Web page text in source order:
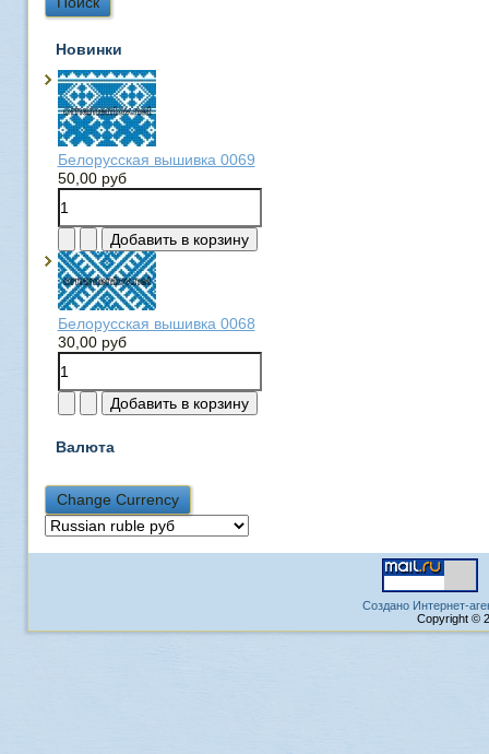
Новинки
Белорусская вышивка 0069
50,00 руб
Белорусская вышивка 0068
30,00 руб
Валюта
Создано Интернет-
Copyright ©